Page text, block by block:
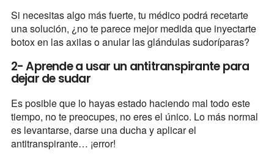
Si necesitas algo más fuerte, tu médico podrá recetarte
una solución, ¿no te parece mejor medida que inyectarte
botox en las axilas o anular las glándulas sudoríparas?
2- Aprende a usar un antitranspirante para
dejar de sudar
Es posible que lo hayas estado haciendo mal todo este
tiempo, no te preocupes, no eres el único. Lo más normal
es levantarse, darse una ducha y aplicar el
antitranspirante… ¡error!